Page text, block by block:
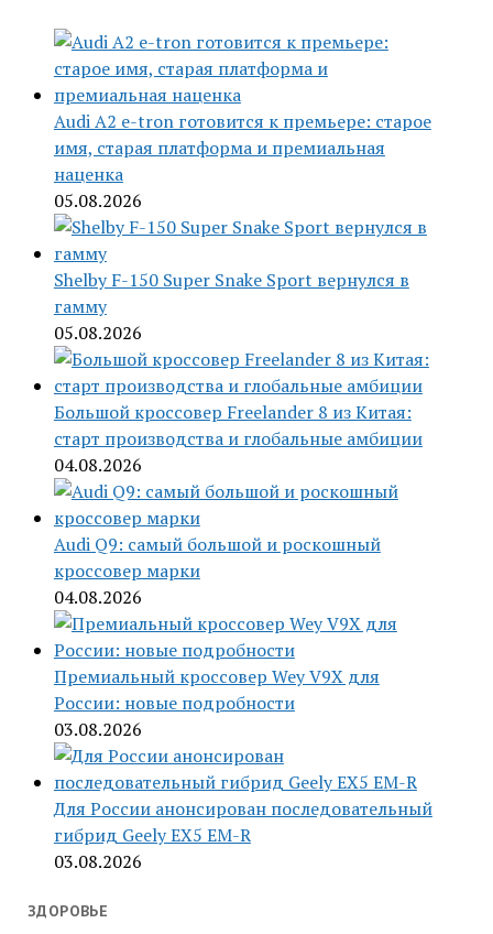
Audi A2 e-tron готовится к премьере: старое
имя, старая платформа и премиальная
наценка
05.08.2026
Shelby F-150 Super Snake Sport вернулся в
гамму
05.08.2026
Большой кроссовер Freelander 8 из Китая:
старт производства и глобальные амбиции
04.08.2026
Audi Q9: самый большой и роскошный
кроссовер марки
04.08.2026
Премиальный кроссовер Wey V9X для
России: новые подробности
03.08.2026
Для России анонсирован последовательный
гибрид Geely EX5 EM-R
03.08.2026
ЗДОРОВЬЕ